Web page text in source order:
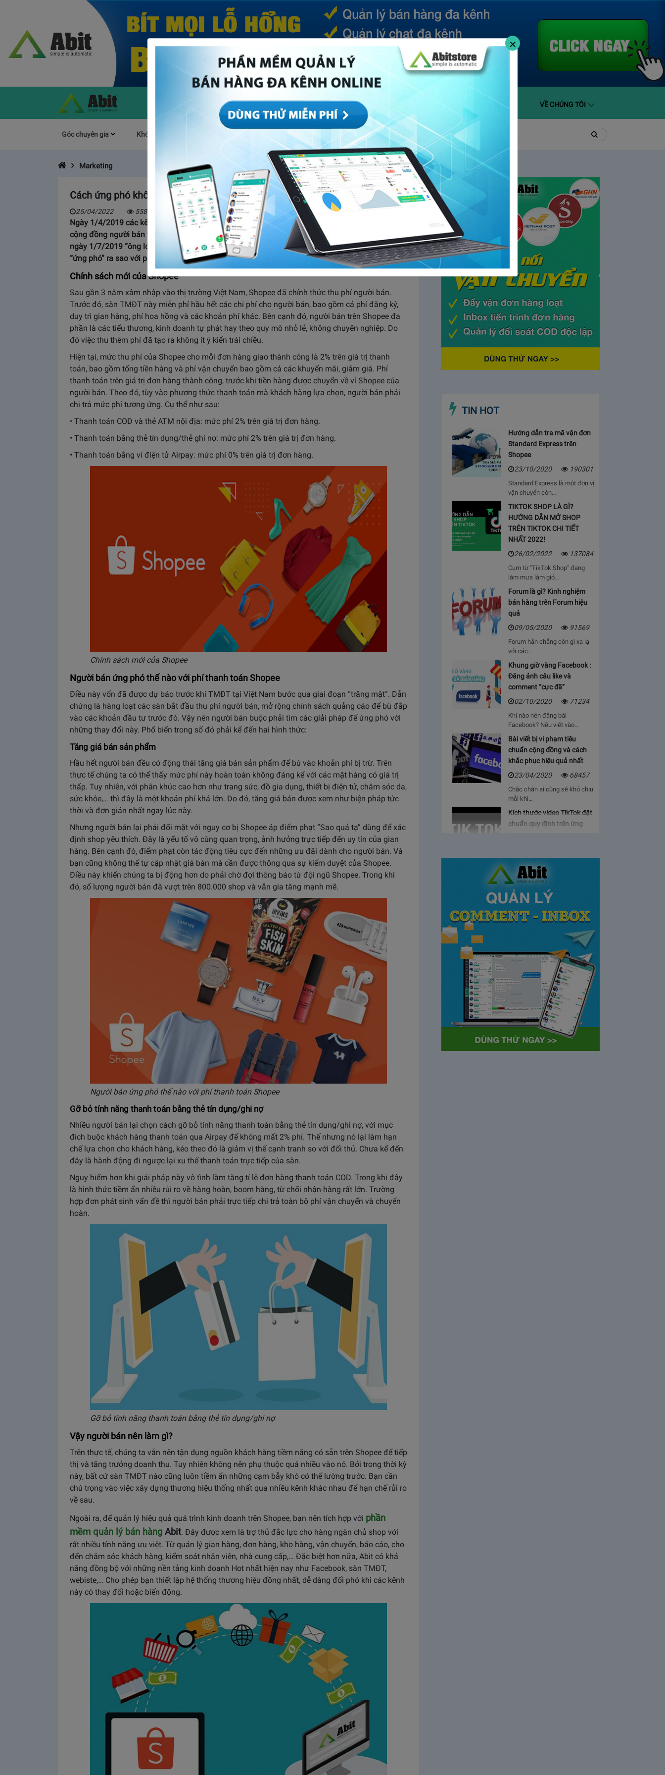
(CURRENT) BÁO GIÁ HỖ TRỢ VỀ CHÚNG TÔI
Góc chuyên gia Khởi Nghiệp Mục khác Quản trị Về Abit
kiếm:
kiếm
Marketing
Cách ứng phó khôn ngoan của người bán với phí thanh toán Shopee
25/04/2022 5581
Ngày 1/4/2019 các kênh truyền thông rộ tin Shopee thu phí bán hàng. Tin tức này đã làm cho
cộng đồng người bán trên Shopee một phen “chao đảo”. Cuối cùng, sau ba tháng úp mở thì tới
ngày 1/7/2019 “ông lớn” cũng đã chính thức thu phí với mỗi đơn hàng công. Vậy chủ shop phải
“ứng phó” ra sao với phí thanh toán Shopee?
Chính sách mới của Shopee
Sau gần 3 năm xâm nhập vào thị trường Việt Nam, Shopee đã chính thức thu phí người bán.
Trước đó, sàn TMĐT này miễn phí hầu hết các chi phí cho người bán, bao gồm cả phí đăng ký,
duy trì gian hàng, phí hoa hồng và các khoản phí khác. Bên cạnh đó, người bán trên Shopee đa
phần là các tiểu thương, kinh doanh tự phát hay theo quy mô nhỏ lẻ, không chuyên nghiệp. Do
đó việc thu thêm phí đã tạo ra không ít ý kiến trái chiều.
Hiện tại, mức thu phí của Shopee cho mỗi đơn hàng giao thành công là 2% trên giá trị thanh
toán, bao gồm tổng tiền hàng và phí vận chuyển bao gồm cả các khuyến mãi, giảm giá. Phí
thanh toán trên giá trị đơn hàng thành công, trước khi tiền hàng được chuyển về ví Shopee của
người bán. Theo đó, tùy vào phương thức thanh toán mà khách hàng lựa chọn, người bán phải
chi trả mức phí tương ứng. Cụ thể như sau:
• Thanh toán COD và thẻ ATM nội địa: mức phí 2% trên giá trị đơn hàng.
• Thanh toán bằng thẻ tín dụng/thẻ ghi nợ: mức phí 2% trên giá trị đơn hàng.
• Thanh toán bằng ví điện tử Airpay: mức phí 0% trên giá trị đơn hàng.
Chính sách mới của Shopee
Người bán ứng phó thế nào với phí thanh toán Shopee
Điều này vốn đã được dự báo trước khi TMĐT tại Việt Nam bước qua giai đoạn “trăng mật”. Dẫn
chứng là hàng loạt các sàn bắt đầu thu phí người bán, mở rộng chính sách quảng cáo để bù đắp
vào các khoản đầu tư trước đó. Vậy nên người bán buộc phải tìm các giải pháp để ứng phó với
những thay đổi này. Phổ biến trong số đó phải kể đến hai hình thức:
Tăng giá bán sản phẩm
Hầu hết người bán đều có động thái tăng giá bán sản phẩm để bù vào khoản phí bị trừ. Trên
thực tế chúng ta có thể thấy mức phí này hoàn toàn không đáng kể với các mặt hàng có giá trị
thấp. Tuy nhiên, với phân khúc cao hơn như trang sức, đồ gia dụng, thiết bị điện tử, chăm sóc da,
sức khỏe,… thì đây là một khoản phí khá lớn. Do đó, tăng giá bán được xem như biện pháp tức
thời và đơn giản nhất ngay lúc này.
Nhưng người bán lại phải đối mặt với nguy cơ bị Shopee áp điểm phạt “Sao quả tạ” dùng để xác
định shop yêu thích. Đây là yếu tố vô cùng quan trọng, ảnh hưởng trực tiếp đến uy tín của gian
hàng. Bên cạnh đó, điểm phạt còn tác động tiêu cực đến những ưu đãi dành cho người bán. Và
bạn cũng không thể tự cập nhật giá bán mà cần được thông qua sự kiểm duyệt của Shopee.
Điều này khiến chúng ta bị động hơn do phải chờ đợi thông báo từ đội ngũ Shopee. Trong khi
đó, số lượng người bán đã vượt trên 800.000 shop và vẫn gia tăng mạnh mẽ.
Người bán ứng phó thế nào với phí thanh toán Shopee
Gỡ bỏ tính năng thanh toán bằng thẻ tín dụng/ghi nợ
Nhiều người bán lại chọn cách gỡ bỏ tính năng thanh toán bằng thẻ tín dụng/ghi nợ, với mục
đích buộc khách hàng thanh toán qua Airpay để không mất 2% phí. Thế nhưng nó lại làm hạn
chế lựa chọn cho khách hàng, kéo theo đó là giảm vị thế cạnh tranh so với đối thủ. Chưa kể đến
đây là hành động đi ngược lại xu thế thanh toán trực tiếp của sàn.
Nguy hiểm hơn khi giải pháp này vô tình làm tăng tỉ lệ đơn hàng thanh toán COD. Trong khi đây
là hình thức tiềm ẩn nhiều rủi ro về hàng hoàn, boom hàng, từ chối nhận hàng rất lớn. Trường
hợp đơn phát sinh vấn đề thì người bán phải trực tiếp chi trả toàn bộ phí vận chuyển và chuyển
hoàn.
Gỡ bỏ tính năng thanh toán bằng thẻ tín dụng/ghi nợ
Vậy người bán nên làm gì?
Trên thực tế, chúng ta vẫn nên tận dụng nguồn khách hàng tiềm năng có sẵn trên Shopee để tiếp
thị và tăng trưởng doanh thu. Tuy nhiên không nên phụ thuộc quá nhiều vào nó. Bởi trong thời kỳ
này, bất cứ sàn TMĐT nào cũng luôn tiềm ẩn những cạm bẫy khó có thể lường trước. Bạn cần
chú trọng vào việc xây dựng thương hiệu thống nhất qua nhiều kênh khác nhau để hạn chế rủi ro
về sau.
Ngoài ra, để quản lý hiệu quả quá trình kinh doanh trên Shopee, bạn nên tích hợp với phần
mềm quản lý bán hàng Abit. Đây được xem là trợ thủ đắc lực cho hàng ngàn chủ shop với
rất nhiều tính năng ưu việt. Từ quản lý gian hàng, đơn hàng, kho hàng, vận chuyển, báo cáo, cho
đến chăm sóc khách hàng, kiểm soát nhân viên, nhà cung cấp,… Đặc biệt hơn nữa, Abit có khả
năng đồng bộ với những nền tảng kinh doanh Hot nhất hiện nay như Facebook, sàn TMĐT,
webiste,… Cho phép bạn thiết lập hệ thống thương hiệu đồng nhất, dễ dàng đối phó khi các kênh
này có thay đổi hoặc biến động.
TIN HOT
Hướng dẫn tra mã vận đơn
Standard Express trên
Shopee
23/10/2020
190301
Standard Express là một đơn vị
vận chuyển còn…
TIKTOK SHOP LÀ GÌ?
HƯỚNG DẪN MỞ SHOP
TRÊN TIKTOK CHI TIẾT
NHẤT 2022!
26/02/2022
137084
Cụm từ "TikTok Shop" đang
làm mưa làm gió…
Forum là gì? Kinh nghiệm
bán hàng trên Forum hiệu
quả
09/05/2020
91569
Forum hẳn chẳng còn gì xa lạ
với các…
Khung giờ vàng Facebook :
Đăng ảnh câu like và
comment “cực đã”
02/10/2020
71234
Khi nào nên đăng bài
Facebook? Nếu viết vào…
Bài viết bị vi phạm tiêu
chuẩn cộng đồng và cách
khắc phục hiệu quả nhất
23/04/2020
68457
Chắc chắn ai cũng sẽ khó chịu
mỗi khi…
Kích thước video TikTok đặt
chuẩn quy định trên ứng
Bạn sẽ cảm thấy mệt mỏi, vì cứ
phải…
Bảng giá lượt view Youtube
tại Việt Nam và Hoa kỳ mới
28/05/2020
63359
Khi tham gia chương trình
Partner Program của YouTube,
…
Cách bỏ ẩn trò chuyện trên
Zalo ở thiết bị máy tính và
điện thoại iphone
26/05/2020
62301
Bỏ ẩn cuộc trò chuyện là tính
năng khá…
×